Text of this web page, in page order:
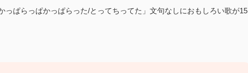
ぱらっぱかっぱらった/とってちってた」文句なしにおもしろい歌が15